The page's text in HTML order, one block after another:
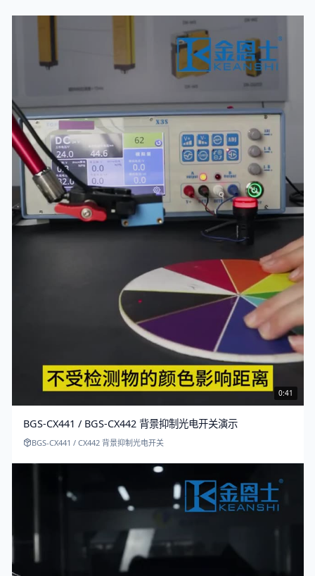
0:41
BGS-CX441 / BGS-CX442 背景抑制光电开关演示
BGS-CX441 / CX442 背景抑制光电开关